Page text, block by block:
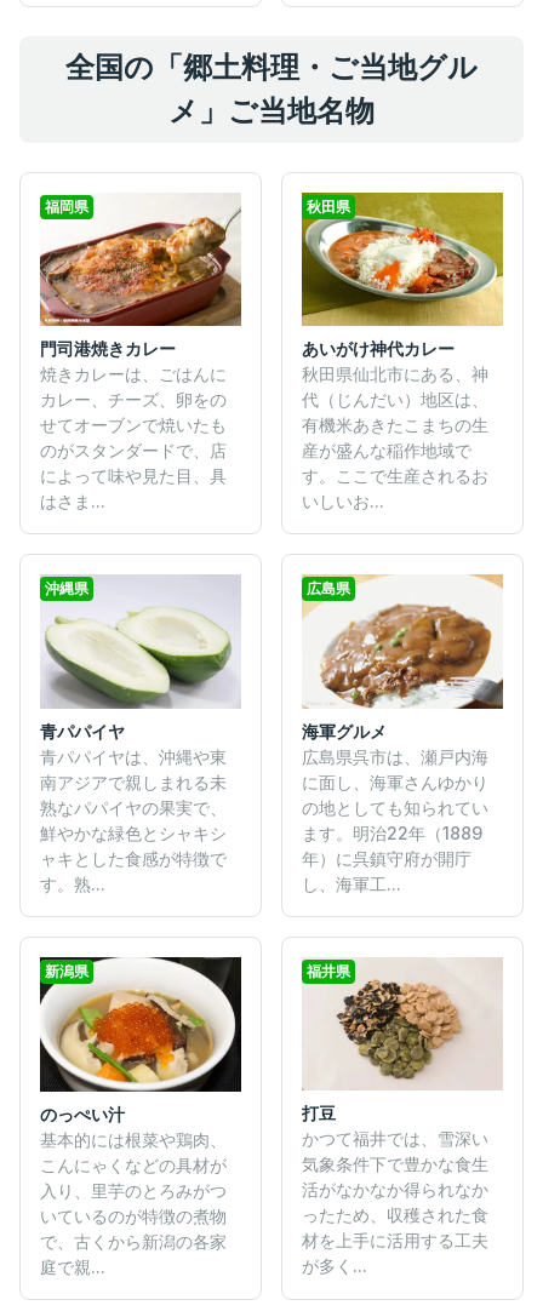
全国の「郷土料理・ご当地グル
メ」ご当地名物
福岡県
門司港焼きカレー
焼きカレーは、ごはんに
カレー、チーズ、卵をの
せてオーブンで焼いたも
のがスタンダードで、店
によって味や見た目、具
はさま...
秋田県
あいがけ神代カレー
秋田県仙北市にある、神
代（じんだい）地区は、
有機米あきたこまちの生
産が盛んな稲作地域で
す。ここで生産されるお
いしいお...
沖縄県
青パパイヤ
青パパイヤは、沖縄や東
南アジアで親しまれる未
熟なパパイヤの果実で、
鮮やかな緑色とシャキシ
ャキとした食感が特徴で
す。熟...
広島県
海軍グルメ
広島県呉市は、瀬戸内海
に面し、海軍さんゆかり
の地としても知られてい
ます。明治22年（1889
年）に呉鎮守府が開庁
し、海軍工...
新潟県
のっぺい汁
基本的には根菜や鶏肉、
こんにゃくなどの具材が
入り、里芋のとろみがつ
いているのが特徴の煮物
で、古くから新潟の各家
庭で親...
福井県
打豆
かつて福井では、雪深い
気象条件下で豊かな食生
活がなかなか得られなか
ったため、収穫された食
材を上手に活用する工夫
が多く...